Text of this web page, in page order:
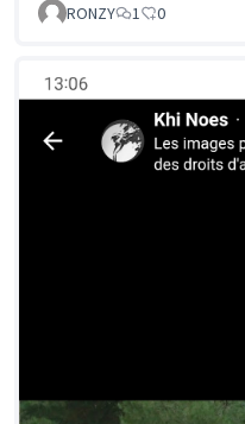
RONZY
1 0